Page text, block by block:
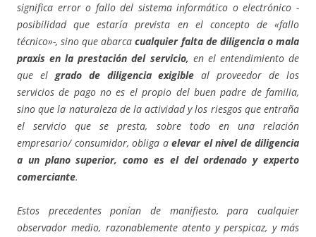
significa error o fallo del sistema informático o electrónico -
posibilidad que estaría prevista en el concepto de «fallo
técnico»-, sino que abarcacualquier falta de diligencia o mala
praxis en la prestación del servicio, en el entendimiento de
que el grado de diligencia exigible al proveedor de los
servicios de pago no es el propio del buen padre de familia,
sino que la naturaleza de la actividad y los riesgos que entraña
el servicio que se presta, sobre todo en una relación
empresario/ consumidor, obliga a elevar el nivel de diligencia
a un plano superior, como es el del ordenado y experto
comerciante.
Estos precedentes ponían de manifiesto, para cualquier
observador medio, razonablemente atento y perspicaz, y más